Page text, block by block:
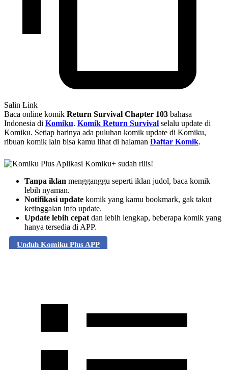
Salin Link
Baca online komik Return Survival Chapter 103 bahasa
Indonesia di Komiku. Komik Return Survival selalu update di
Komiku. Setiap harinya ada puluhan komik update di Komiku,
ribuan komik lain bisa kamu lihat di halaman Daftar Komik.
Aplikasi Komiku+ sudah rilis!
Tanpa iklan mengganggu seperti iklan judol, baca komik
lebih nyaman.
Notifikasi update komik yang kamu bookmark, gak takut
ketinggalan info update.
Update lebih cepat dan lebih lengkap, beberapa komik yang
hanya tersedia di APP.
Unduh Komiku Plus APP